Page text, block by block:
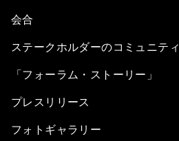
会合
ステークホルダーのコミュニティ
「フォーラム・ストーリー」
プレスリリース
フォトギャラリー